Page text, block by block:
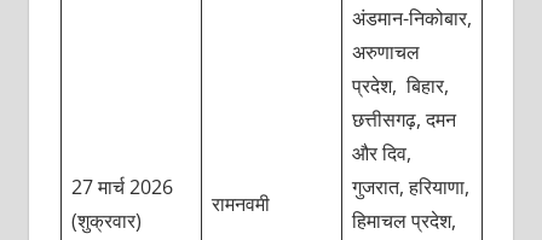
27 मार्च 2026
(शुक्रवार)
रामनवमी
अंडमान-निकोबार,
अरुणाचल
प्रदेश, बिहार,
छत्तीसगढ़, दमन
और दिव,
गुजरात, हरियाणा,
हिमाचल प्रदेश,